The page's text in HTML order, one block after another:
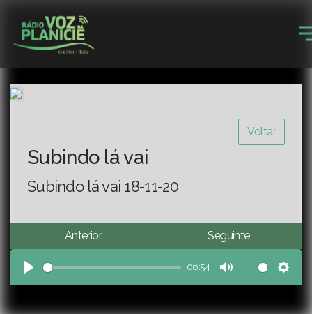
Voltar
Subindo lá vai
Subindo lá vai 18-11-20
Anterior Seguinte
Play
06:54
Mute